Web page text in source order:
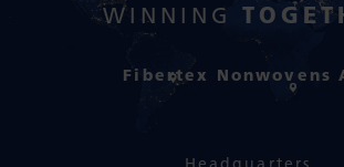
WINNING
Fibertex Nonwovens